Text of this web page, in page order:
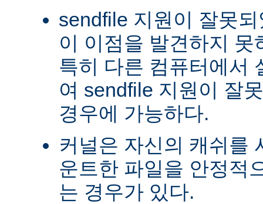
sendfile 지원이 잘못
이 이점을 발견하지
특히 다른 컴퓨터에서
여 sendfile 지원이 잘
경우에 가능하다.
커널은 자신의 캐쉬를
운트한 파일을 안정적
는 경우가 있다.